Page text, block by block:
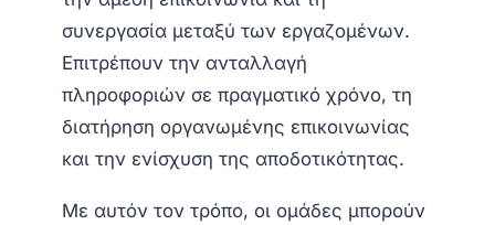
συνεργασία μεταξύ των εργαζομένων.
Επιτρέπουν την ανταλλαγή
πληροφοριών σε πραγματικό χρόνο, τη
διατήρηση οργανωμένης επικοινωνίας
και την ενίσχυση της αποδοτικότητας.
Με αυτόν τον τρόπο, οι ομάδες μπορούν